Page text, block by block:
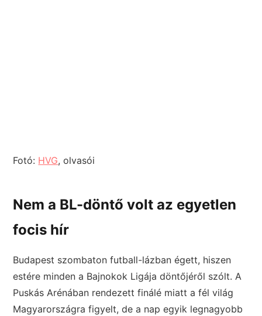
Fotó: HVG, olvasói
Nem a BL-döntő volt az egyetlen
focis hír
Budapest szombaton futball-lázban égett, hiszen
estére minden a Bajnokok Ligája döntőjéről szólt. A
Puskás Arénában rendezett finálé miatt a fél világ
Magyarországra figyelt, de a nap egyik legnagyobb